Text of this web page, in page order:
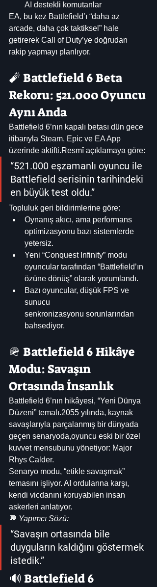
AI destekli komutanlar
EA, bu kez Battlefield’ı “daha az
arcade, daha çok taktiksel” hale
getirerek Call of Duty’ye doğrudan
rakip yapmayı planlıyor.
🧨 Battlefield 6 Beta
Rekoru: 521.000 Oyuncu
Aynı Anda
Battlefield 6’nın kapalı betası dün gece
itibarıyla Steam, Epic ve EA App
üzerinde aktifti.Resmî açıklamaya göre:
“521.000 eşzamanlı oyuncu ile
Battlefield serisinin tarihindeki
en büyük test oldu.”
Topluluk geri bildirimlerine göre:
Oynanış akıcı, ama performans
optimizasyonu bazı sistemlerde
yetersiz.
Yeni “Conquest Infinity” modu
oyuncular tarafından “Battlefield’ın
özüne dönüş” olarak yorumlandı.
Bazı oyuncular, düşük FPS ve
sunucu
senkronizasyonu sorunlarından
bahsediyor.
🪖 Battlefield 6 Hikâye
Modu: Savaşın
Ortasında İnsanlık
Battlefield 6’nın hikâyesi, “Yeni Dünya
Düzeni” temalı.2055 yılında, kaynak
savaşlarıyla parçalanmış bir dünyada
geçen senaryoda,oyuncu eski bir özel
kuvvet mensubunu yönetiyor: Major
Rhys Calder.
Senaryo modu, “etikle savaşmak”
temasını işliyor. AI ordularına karşı,
kendi vicdanını koruyabilen insan
askerleri anlatıyor.
💬 Yapımcı Sözü:
“Savaşın ortasında bile
duyguların kaldığını göstermek
istedik.”
🔊 Battlefield 6